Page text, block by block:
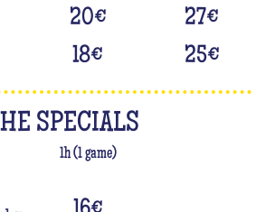
20€ 27€
18€ 25€
SPECIALS
1h (1 game)